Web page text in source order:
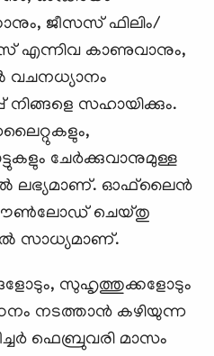
ജീസസ് ഫിലിം/
എന്നിവ കാണുവാനും,
വചനധ്യാനം
സഹായിക്കും.
ചേര്‍ക്കുവാനുമുള്ള
ലഭ്യമാണ്. ഓഫ്‍ലൈന്‍
ചെയ്തു
സാധ്യമാണ്.
സുഹൃത്തുക്കളോടും
നടത്താൻ കഴിയുന്ന
ഫെബ്രുവരി മാസം